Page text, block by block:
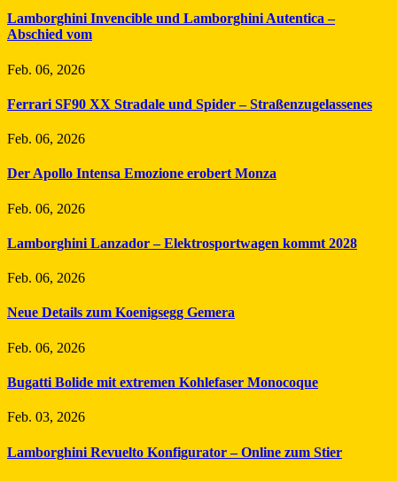
Lamborghini Invencible und Lamborghini Autentica –
Abschied vom
Feb. 06, 2026
Ferrari SF90 XX Stradale und Spider – Straßenzugelassenes
Feb. 06, 2026
Der Apollo Intensa Emozione erobert Monza
Feb. 06, 2026
Lamborghini Lanzador – Elektrosportwagen kommt 2028
Feb. 06, 2026
Neue Details zum Koenigsegg Gemera
Feb. 06, 2026
Bugatti Bolide mit extremen Kohlefaser Monocoque
Feb. 03, 2026
Lamborghini Revuelto Konfigurator – Online zum Stier